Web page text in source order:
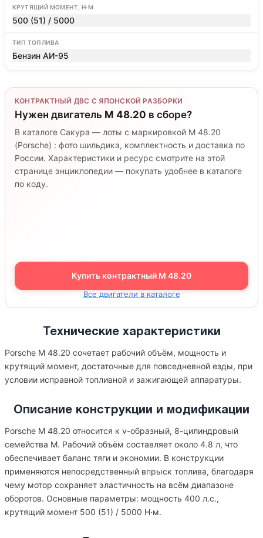
КРУТЯЩИЙ МОМЕНТ, Н·М
500 (51) / 5000
ТИП ТОПЛИВА
Бензин АИ-95
КОНТРАКТНЫЙ ДВС С ЯПОНСКОЙ РАЗБОРКИ
Нужен двигатель M 48.20 в сборе?
В каталоге Сакура — лоты с маркировкой M 48.20
(Porsche) : фото шильдика, комплектность и доставка по
России. Характеристики и ресурс смотрите на этой
странице энциклопедии — покупать удобнее в каталоге
по коду.
Купить контрактный M 48.20
Все двигатели в каталоге
Технические характеристики
Porsche M 48.20 сочетает рабочий объём, мощность и
крутящий момент, достаточные для повседневной езды, при
условии исправной топливной и зажигающей аппаратуры.
Описание конструкции и модификации
Porsche M 48.20 относится к v-образный, 8-цилиндровый
семейства M. Рабочий объём составляет около 4.8 л, что
обеспечивает баланс тяги и экономии. В конструкции
применяются непосредственный впрыск топлива, благодаря
чему мотор сохраняет эластичность на всём диапазоне
оборотов. Основные параметры: мощность 400 л.с.,
крутящий момент 500 (51) / 5000 Н·м.